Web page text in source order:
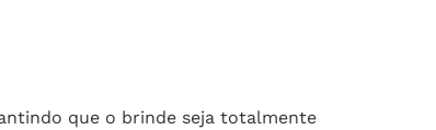
que o brinde seja totalmente